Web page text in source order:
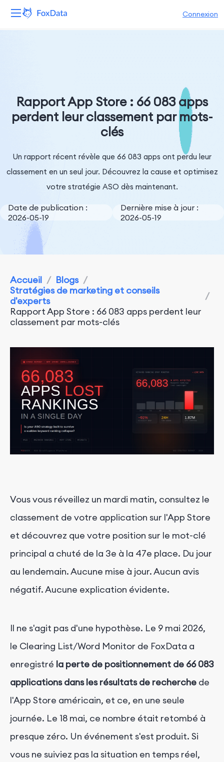
Connexion
Ressources
Entreprise
Rapport App Store : 66 083 apps
perdent leur classement par mots-
clés
Un rapport récent révèle que 66 083 apps ont perdu leur
classement en un seul jour. Découvrez la cause et optimisez
votre stratégie ASO dès maintenant.
Date de publication :
2026-05-19
Dernière mise à jour :
2026-05-19
Accueil / Blogs /
Stratégies de marketing et conseils
d'experts
/
Rapport App Store : 66 083 apps perdent leur
classement par mots-clés
Vous vous réveillez un mardi matin, consultez le
classement de votre application sur l'App Store
et découvrez que votre position sur le mot-clé
principal a chuté de la 3e à la 47e place. Du jour
au lendemain. Aucune mise à jour. Aucun avis
négatif. Aucune explication évidente.
Il ne s'agit pas d'une hypothèse. Le 9 mai 2026,
le Clearing List/Word Monitor de FoxData a
enregistré la perte de positionnement de 66 083
applications dans les résultats de recherche de
l'App Store américain, et ce, en une seule
journée. Le 18 mai, ce nombre était retombé à
presque zéro. Un événement s'est produit. Si
vous ne suiviez pas la situation en temps réel,